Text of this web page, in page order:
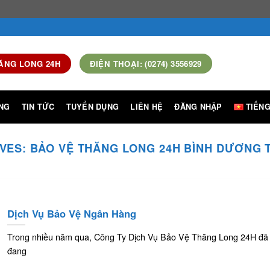
LONG 24H ĐIỆN THOẠI: (0274) 3556929
TIN TỨC TUYỂN DỤNG LIÊN HỆ ĐĂNG NHẬP
BẢO VỆ THĂNG LONG 24H BÌNH DƯƠNG
Dịch Vụ Bảo Vệ Ngân Hàng
Trong nhiều năm qua, Công Ty Dịch Vụ Bảo Vệ Thăng Long 24H
đang